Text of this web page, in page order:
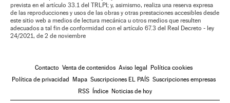
prevista en el artículo 33.1 del TRLPI; y, asimismo, realiza una reserva expresa
de las reproducciones y usos de las obras y otras prestaciones accesibles desde
este sitio web a medios de lectura mecánica u otros medios que resulten
adecuados a tal fin de conformidad con el artículo 67.3 del Real Decreto - ley
24/2021, de 2 de noviembre
Contacto Venta de contenidos Aviso legal
Política cookies
Política de privacidad
Mapa Suscripciones EL PAÍS Suscripciones empresas
RSS
Índice Noticias de hoy